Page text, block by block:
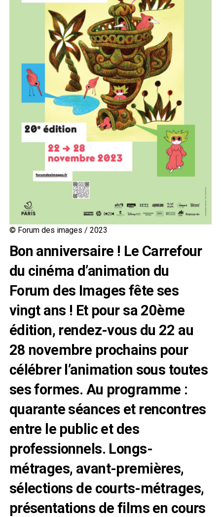
© Forum des images / 2023
Bon anniversaire ! Le Carrefour
du cinéma d’animation du
Forum des Images fête ses
vingt ans ! Et pour sa 20ème
édition, rendez-vous du 22 au
28 novembre prochains pour
célébrer l’animation sous toutes
ses formes. Au programme :
quarante séances et rencontres
entre le public et des
professionnels. Longs-
métrages, avant-premières,
sélections de courts-métrages,
présentations de films en cours